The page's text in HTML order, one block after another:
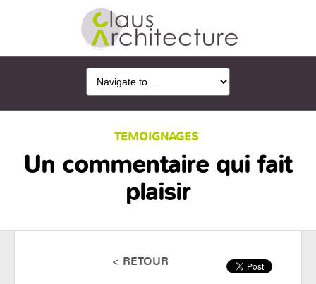
TEMOIGNAGES
Un commentaire qui fait
plaisir
< RETOUR